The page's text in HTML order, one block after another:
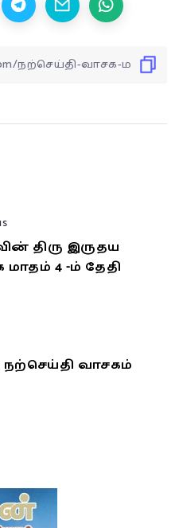
திரு இருதய
4 -ம் தேதி
நற்செய்தி வாசகம்